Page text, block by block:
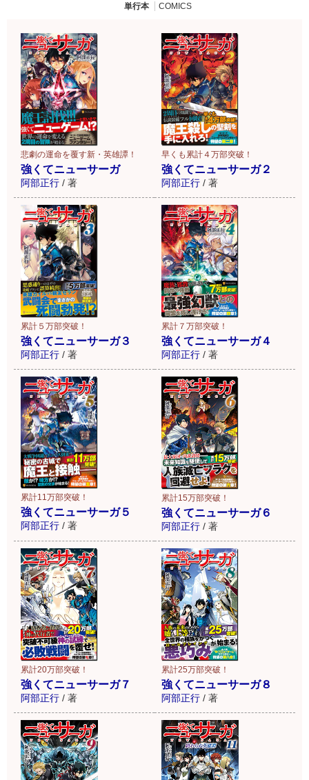
単行本 COMICS
悲劇の運命を覆す新・英雄譚！
強くてニューサーガ
阿部正行 / 著
早くも累計４万部突破！
強くてニューサーガ２
阿部正行 / 著
累計５万部突破！
強くてニューサーガ３
阿部正行 / 著
累計７万部突破！
強くてニューサーガ４
阿部正行 / 著
累計11万部突破！
強くてニューサーガ５
阿部正行 / 著
累計15万部突破！
強くてニューサーガ６
阿部正行 / 著
累計20万部突破！
強くてニューサーガ７
阿部正行 / 著
累計25万部突破！
強くてニューサーガ８
阿部正行 / 著